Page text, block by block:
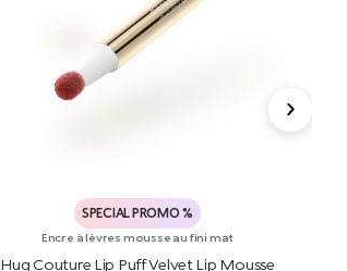
SPECIAL PROMO %
Encre à lèvres mousse au fini mat
Hug Couture Lip Puff Velvet Lip Mousse